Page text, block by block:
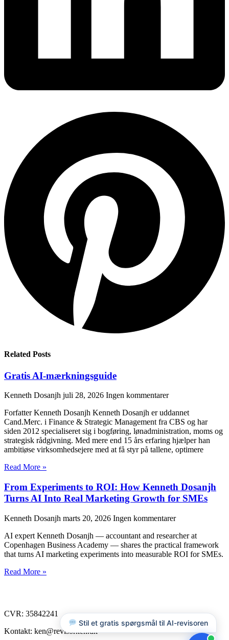
Related Posts
Gratis AI-mærkningsguide
Kenneth Dosanjh juli 28, 2026 Ingen kommentarer
Forfatter Kenneth Dosanjh Kenneth Dosanjh er uddannet
Cand.Merc. i Finance & Strategic Management fra CBS og har
siden 2012 specialiseret sig i bogføring, lønadministration, moms og
strategisk rådgivning. Med mere end 15 års erfaring hjælper han
ambitiøse virksomhedsejere med at få styr på tallene, optimere
Read More »
From Experiments to ROI: How Kenneth Dosanjh
Turns AI Into Real Marketing Growth for SMEs
Kenneth Dosanjh marts 20, 2026 Ingen kommentarer
AI expert Kenneth Dosanjh — accountant and researcher at
Copenhagen Business Academy — shares the practical framework
that turns AI marketing experiments into measurable ROI for SMEs.
Read More »
CVR: 35842241
Kontakt: ken@revisorken.dk
Stil et gratis spørgsmål til AI-revisoren